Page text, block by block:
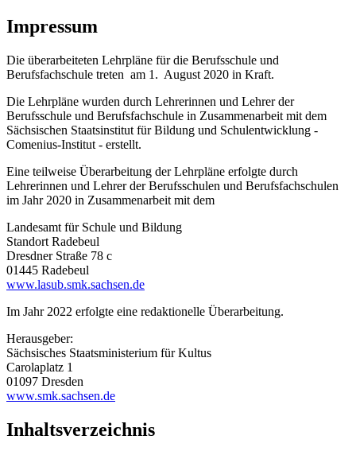
Impressum
Die überarbeiteten Lehrpläne für die Berufsschule und
Berufsfachschule treten am 1. August 2020 in Kraft.
Die Lehrpläne wurden durch Lehrerinnen und Lehrer der
Berufsschule und Berufsfachschule in Zusammenarbeit mit dem
Sächsischen Staatsinstitut für Bildung und Schulentwicklung -
Comenius-Institut - erstellt.
Eine teilweise Überarbeitung der Lehrpläne erfolgte durch
Lehrerinnen und Lehrer der Berufsschulen und Berufsfachschulen
im Jahr 2020 in Zusammenarbeit mit dem
Landesamt für Schule und Bildung
Standort Radebeul
Dresdner Straße 78 c
01445 Radebeul
www.lasub.smk.sachsen.de
Im Jahr 2022 erfolgte eine redaktionelle Überarbeitung.
Herausgeber:
Sächsisches Staatsministerium für Kultus
Carolaplatz 1
01097 Dresden
www.smk.sachsen.de
Inhaltsverzeichnis